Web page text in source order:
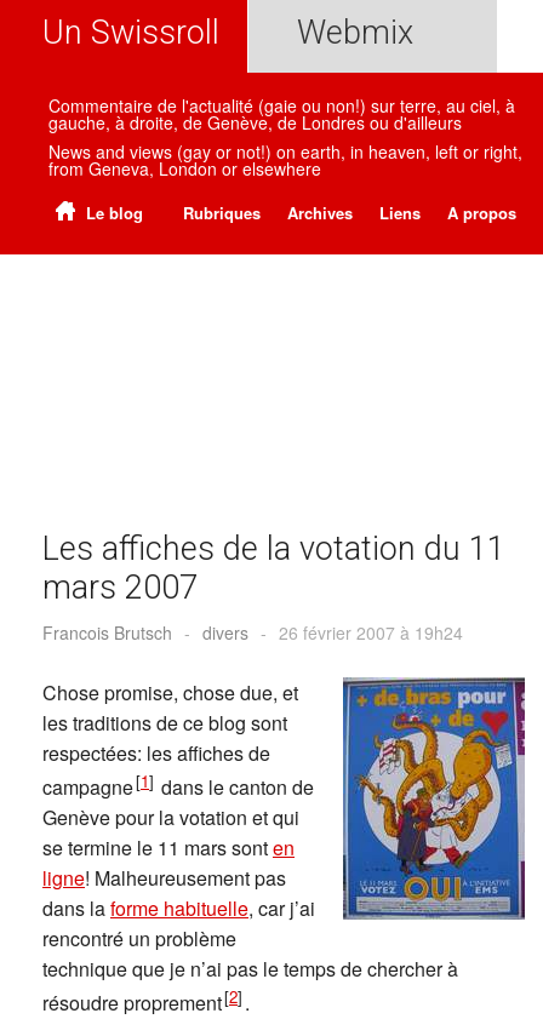
Un Swissroll Webmix
Commentaire de l'actualité (gaie ou non!) sur terre, au ciel, à
gauche, à droite, de Genève, de Londres ou d'ailleurs
News and views (gay or not!) on earth, in heaven, left or right,
from Geneva, London or elsewhere
Le blog Rubriques Archives Liens A propos
Les affiches de la votation du 11
mars 2007
Francois Brutsch - divers - 26 février 2007 à 19h24
Chose promise, chose due, et
les traditions de ce blog sont
respectées: les affiches de
campagne[1] dans le canton de
Genève pour la votation et qui
se termine le 11 mars sonten
ligne! Malheureusement pas
dans laforme habituelle, car j’ai
rencontré un problème
technique que je n’ai pas le temps de chercher à
résoudre proprement[2] .